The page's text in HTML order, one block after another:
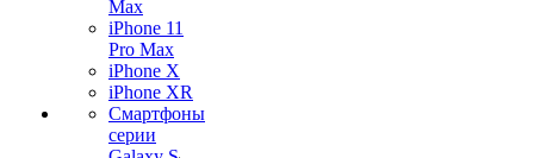
Max
iPhone 11
Pro Max
iPhone X
iPhone XR
Смартфоны
серии